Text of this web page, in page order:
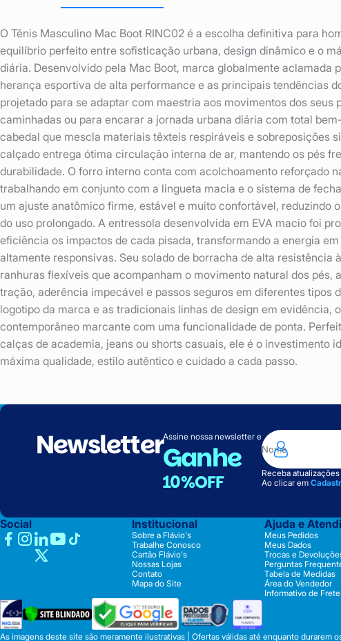
O Tênis Masculino Mac Boot RINC02 é a escolha definitiva para
equilíbrio perfeito entre sofisticação urbana, design dinâmico e o
diária. Desenvolvido pela Mac Boot, marca globalmente aclamada
herança esportiva de alta performance e as principais tendências
projetado para se adaptar com maestria aos movimentos dos seus
caminhadas ou para encarar a jornada urbana diária com total
cabedal que mescla materiais têxteis respiráveis e sobreposições
calçado entrega ótima circulação interna de ar, mantendo os pés
durabilidade. O forro interno conta com acolchoamento reforçado
trabalhando em conjunto com a lingueta macia e o sistema de
um ajuste anatômico firme, estável e muito confortável, reduzindo
do uso prolongado. A entressola desenvolvida em EVA macio foi
eficiência os impactos de cada pisada, transformando a energia
altamente responsivas. Seu solado de borracha de alta resistência
ranhuras flexíveis que acompanham o movimento natural dos pés,
tração, aderência impecável e passos seguros em diferentes tipos
logotipo da marca e as tradicionais linhas de design em evidência,
contemporâneo marcante com uma funcionalidade de ponta.
calças de academia, jeans ou shorts casuais, ele é o investimento
máxima qualidade, estilo autêntico e cuidado a cada passo.
NewsletterAssine nossa newsletter e
Ganhe
10%OFF
Receba
Ao clicar em
Social Institucional
Sobre a Flávio's
Trabalhe Conosco
Cartão Flávio's
Nossas Lojas
Contato
Mapa do Site
Ajuda e
Meus Pedidos
Meus Dados
Trocas e
Perguntas
Tabela de Medidas
Área do Vendedor
Informativo de Frete
As imagens deste site são meramente ilustrativas | Ofertas válidas até enquanto